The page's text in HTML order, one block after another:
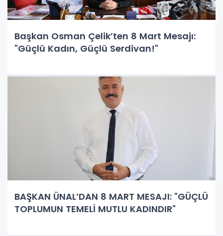
Başkan Osman Çelik’ten 8 Mart Mesajı:
"Güçlü Kadın, Güçlü Serdivan!"
BAŞKAN ÜNAL’DAN 8 MART MESAJI: "GÜÇLÜ
TOPLUMUN TEMELİ MUTLU KADINDIR"